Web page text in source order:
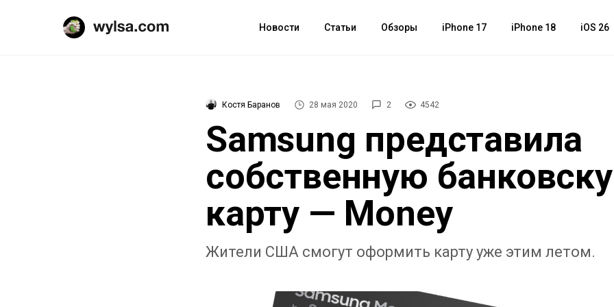
Новости Статьи Обзоры iPhone 17 iPhone 18 iOS 26
Костя Баранов 28 мая 2020 2 4542
Samsung представила
собственную
карту — Money
Жители США смогут оформить карту уже этим летом.